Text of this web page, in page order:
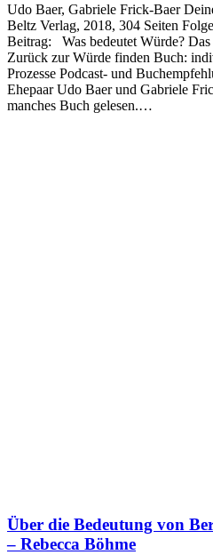
Udo Baer, Gabriele Frick-Baer
Beltz Verlag, 2018, 304 Seiten
Beitrag: Was bedeutet Würde?
Zurück zur Würde finden Buch:
Prozesse Podcast- und
Ehepaar Udo Baer und Gabriele
manches Buch gelesen.…
Über die Bedeutung von
– Rebecca Böhme